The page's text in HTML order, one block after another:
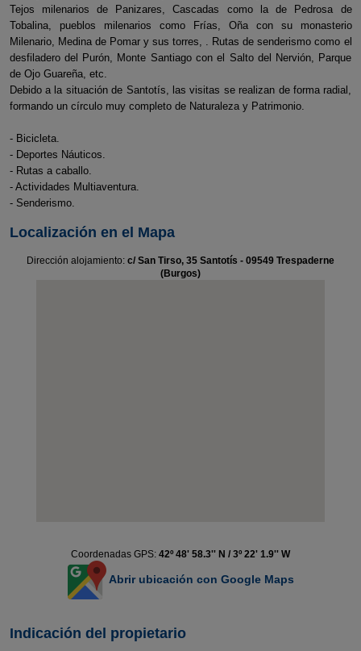
Tejos milenarios de Panizares, Cascadas como la de Pedrosa de
Tobalina, pueblos milenarios como Frías, Oña con su monasterio
Milenario, Medina de Pomar y sus torres, . Rutas de senderismo como el
desfiladero del Purón, Monte Santiago con el Salto del Nervión, Parque
de Ojo Guareña, etc.
Debido a la situación de Santotís, las visitas se realizan de forma radial,
formando un círculo muy completo de Naturaleza y Patrimonio.
- Bicicleta.
- Deportes Náuticos.
- Rutas a caballo.
- Actividades Multiaventura.
- Senderismo.
Localización en el Mapa
Dirección alojamiento: c/ San Tirso, 35 Santotís - 09549 Trespaderne
(Burgos)
Coordenadas GPS: 42º 48' 58.3'' N / 3º 22' 1.9'' W
Abrir ubicación con Google Maps
Indicación del propietario